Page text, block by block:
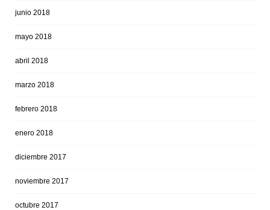
junio 2018
mayo 2018
abril 2018
marzo 2018
febrero 2018
enero 2018
diciembre 2017
noviembre 2017
octubre 2017